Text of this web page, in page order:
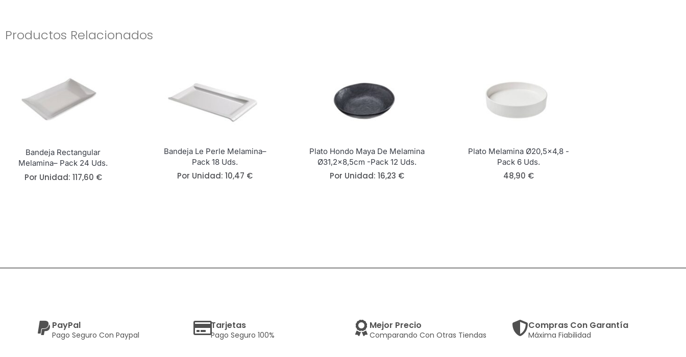
Productos Relacionados
Bandeja Rectangular
Melamina– Pack 24 Uds.
Por Unidad: 117,60 €
Bandeja Le Perle Melamina–
Pack 18 Uds.
Por Unidad: 10,47 €
Plato Hondo Maya De Melamina
Ø31,2×8,5cm -Pack 12 Uds.
Por Unidad: 16,23 €
Plato Melamina Ø20,5×4,8 -
Pack 6 Uds.
48,90 €
PayPal
Pago Seguro Con Paypal
Tarjetas
Pago Seguro 100%
Mejor Precio
Comparando Con Otras Tiendas
Compras Con Garantía
Máxima Fiabilidad